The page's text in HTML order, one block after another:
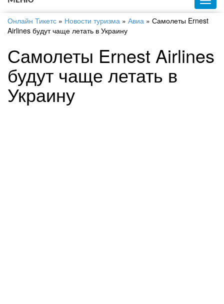
Онлайн Тикетс » Новости туризма » Авиа » Самолеты Ernest
Airlines будут чаще летать в Украину
Самолеты Ernest Airlines
будут чаще летать в
Украину